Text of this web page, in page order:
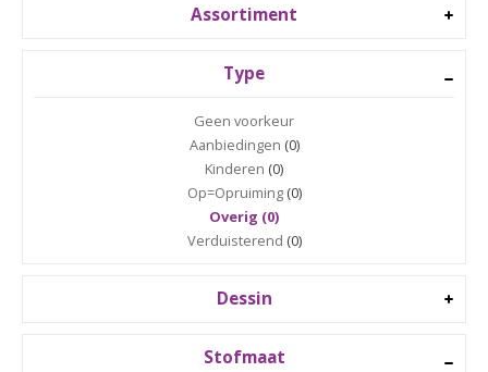
Assortiment
Type
Geen voorkeur
Aanbiedingen (0)
Kinderen (0)
Op=Opruiming(0)
Overig (0)
Verduisterend (0)
Dessin
Stofmaat